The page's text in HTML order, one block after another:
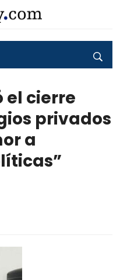
el cierre
privados
a